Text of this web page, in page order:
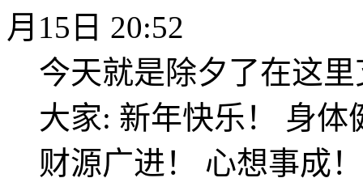
月15日 20:52
今天就是除夕了在这
大家: 新年快乐！ 身
财源广进！ 心想事成